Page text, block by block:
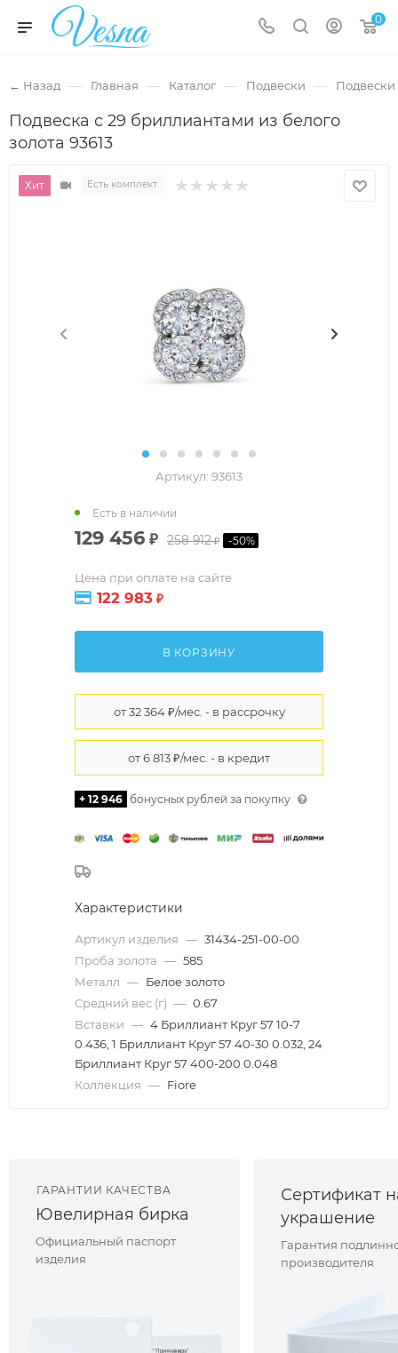
0
← Назад — Главная — Каталог — Подвески — Подвески
Подвеска с 29 бриллиантами из белого
золота 93613
Хит Есть комплект
Артикул: 93613
129 456 ₽ 258 912₽ -50%
Цена при оплате на сайте
122 983 ₽
Есть в наличии
В КОРЗИНУ
+ 12 946 бонусных рублей за покупку
Характеристики
Артикул изделия — 31434-251-00-00
Проба золота — 585
Металл — Белое золото
Средний вес (г) — 0.67
Вставки — 4 Бриллиант Круг 57 10-7
0.436, 1 Бриллиант Круг 57 40-30 0.032, 24
Бриллиант Круг 57 400-200 0.048
Коллекция — Fiore
ГАРАНТИИ КАЧЕСТВА
Ювелирная бирка
Официальный паспорт
изделия
Сертификат
украшение
Гарантия
производителя